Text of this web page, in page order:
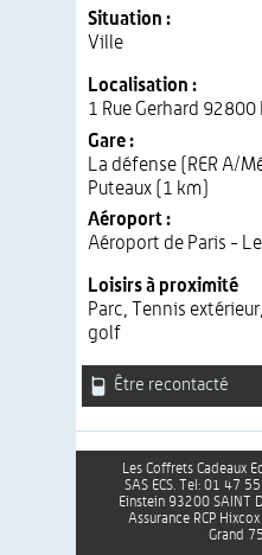
Situation :
Ville
Localisation :
1 Rue Gerhard 92800
Gare :
La défense (RER A/
Puteaux (1 km)
Aéroport :
Aéroport de Paris -
Loisirs à proximité
Parc, Tennis
golf
Être recontacté
Les Coffrets Cadeaux
SAS ECS. Tel: 01 47
Einstein 93200 SAINT
Assurance RCP
Grand